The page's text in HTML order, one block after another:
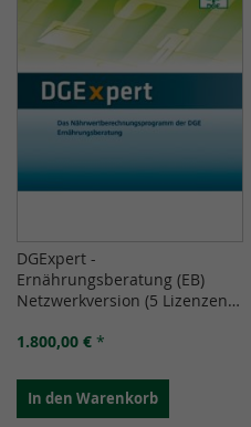
DGExpert -
Ernährungsberatung (EB)
Netzwerkversion (5 Lizenzen)
1.800,00 € *
In den Warenkorb